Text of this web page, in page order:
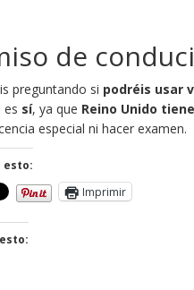
de
preguntando si podréis usar
es sí, ya que Reino Unido
especial ni hacer examen.
esto:
Imprimir